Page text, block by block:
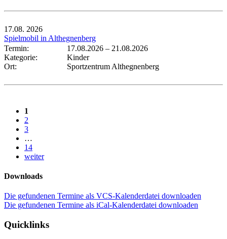
17.08. 2026
Spielmobil in Althegnenberg
Termin:
17.08.2026 – 21.08.2026
Kategorie:
Kinder
Ort:
Sportzentrum Althegnenberg
1
2
3
…
14
weiter
Downloads
Die gefundenen Termine als VCS-Kalenderdatei downloaden
Die gefundenen Termine als iCal-Kalenderdatei downloaden
Quicklinks